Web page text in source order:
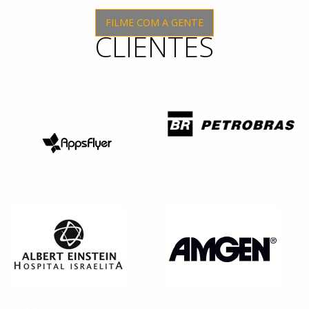
FILME COM A GENTE
CLIENTES